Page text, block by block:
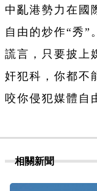
中亂港勢力在國
自由的炒作“秀”
謊言，只要披上
奸犯科，你都不
咬你侵犯媒體自
相關新聞